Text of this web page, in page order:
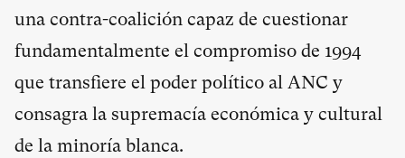
una contra-coalición capaz de cuestionar
fundamentalmente el compromiso de 1994
que transfiere el poder político al ANC y
consagra la supremacía económica y cultural
de la minoría blanca.